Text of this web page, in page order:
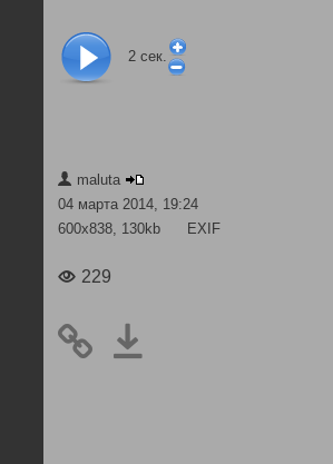
2 сек.
maluta
04 марта 2014, 19:24
600x838, 130kb
EXIF
229